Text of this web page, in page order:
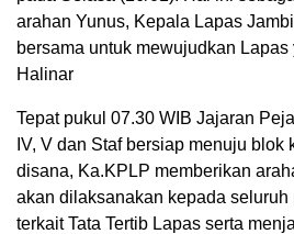
arahan Yunus, Kepala Lapas
bersama untuk mewujudkan
Halinar
Tepat pukul 07.30 WIB Jajaran
IV, V dan Staf bersiap menuju blok
disana, Ka.KPLP memberikan
akan dilaksanakan kepada
terkait Tata Tertib Lapas serta